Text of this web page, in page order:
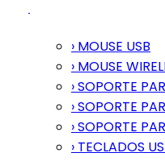
› MOUSE USB
› MOUSE
› SOPORTE
› SOPORTE
› SOPORTE
› TECLADOS